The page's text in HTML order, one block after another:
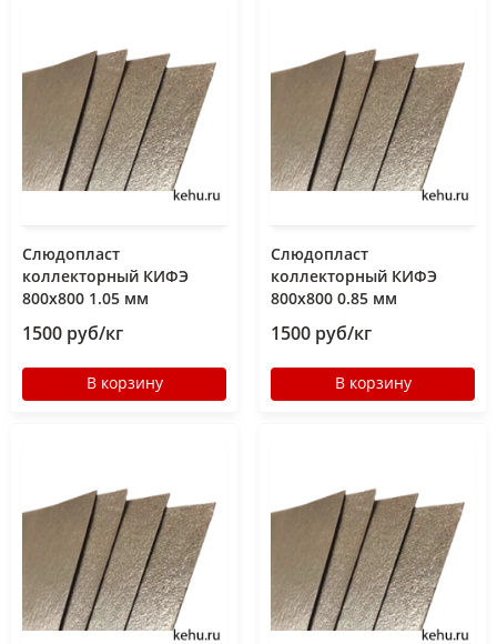
Слюдопласт
коллекторный КИФЭ
800x800 1.05 мм
1500 руб/кг
В корзину
Слюдопласт
коллекторный КИФЭ
800x800 0.85 мм
1500 руб/кг
В корзину